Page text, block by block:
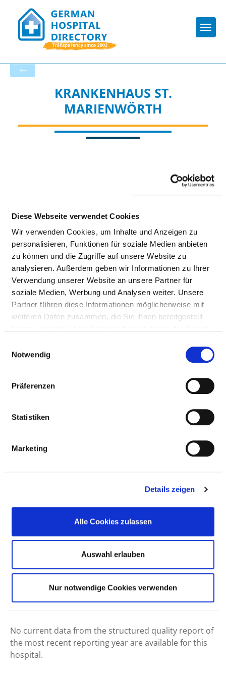
Diese Webseite verwendet Cookies
Wir verwenden Cookies, um Inhalte und Anzeigen zu
personalisieren, Funktionen für soziale Medien anbieten
zu können und die Zugriffe auf unsere Website zu
analysieren. Außerdem geben wir Informationen zu Ihrer
Verwendung unserer Website an unsere Partner für
soziale Medien, Werbung und Analysen weiter. Unsere
Partner führen diese Informationen möglicherweise mit
weiteren Daten zusammen, die Sie ihnen bereitgestellt
Notwendig
Präferenzen
Statistiken
Marketing
Details zeigen
Alle Cookies zulassen
Auswahl erlauben
Nur notwendige Cookies verwenden
KRANKENHAUS ST.
MARIENWÖRTH
0671-372-1316
ed.htreowneiram@relgeiZ.tumleH
No current data from the structured quality report of
the most recent reporting year are available for this
hospital.